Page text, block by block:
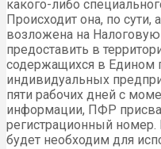
какого-либо
Происходит она, по сути,
возложена на
предоставить в
содержащихся в Едином
индивидуальных
пяти рабочих дней с
информации, ПФР
регистрационный
будет необходим для